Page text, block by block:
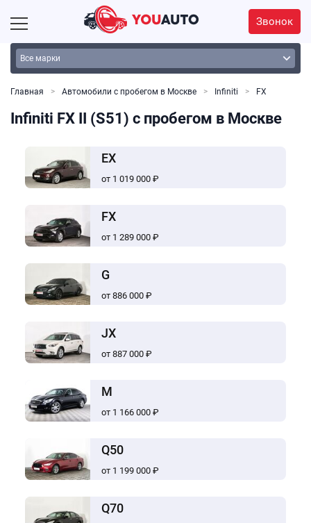
Звонок
Главная Автомобили с пробегом в Москве Infiniti FX
Infiniti FX II (S51) с пробегом в Москве
EX
от 1 019 000 ₽
FX
от 1 289 000 ₽
G
от 886 000 ₽
JX
от 887 000 ₽
M
от 1 166 000 ₽
Q50
от 1 199 000 ₽
Q70